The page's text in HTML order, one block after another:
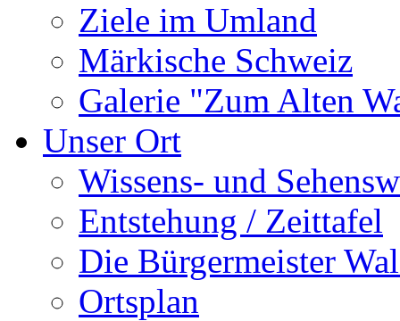
Ziele im Umland
Märkische Schweiz
Galerie "Zum Alten
Unser Ort
Wissens- und
Entstehung / Zeittafel
Die Bürgermeister
Ortsplan